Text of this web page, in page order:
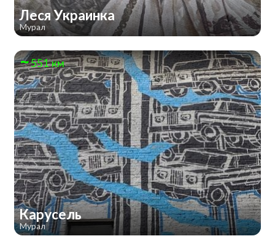
Леся Украинка
Мурал
551 км
Карусель
Мурал